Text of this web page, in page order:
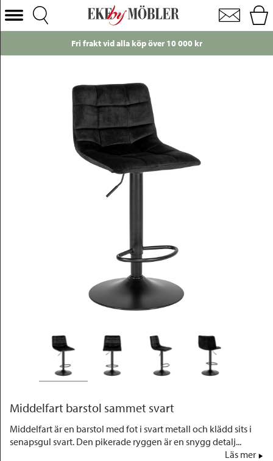
Middelfart barstol sammet svart
Välj Kategori
Fri frakt vid alla köp över 10 000 kr
Middelfart barstol sammet svart
Middelfart är en barstol med fot i svart metall och klädd sits i
senapsgul svart. Den pikerade ryggen är en snygg detalj...
Läs mer